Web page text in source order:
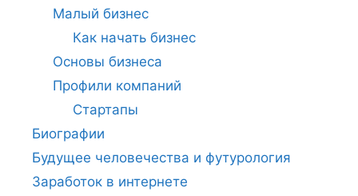
Малый бизнес
Как начать бизнес
Основы бизнеса
Профили компаний
Стартапы
Биографии
Будущее человечества и футурология
Заработок в интернете